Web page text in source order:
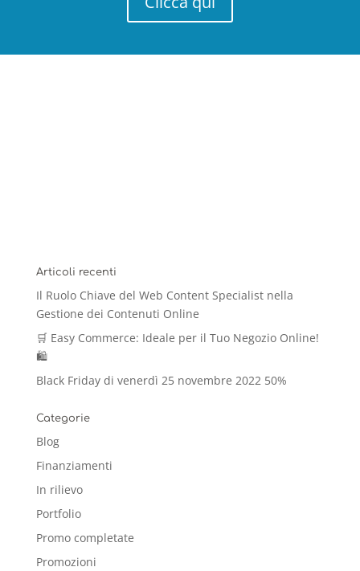
Articoli recenti
Il Ruolo Chiave del Web Content Specialist nella
Gestione dei Contenuti Online
🛒 Easy Commerce: Ideale per il Tuo Negozio Online!
🛍️
Black Friday di venerdì 25 novembre 2022 50%
Categorie
Blog
Finanziamenti
In rilievo
Portfolio
Promo completate
Promozioni